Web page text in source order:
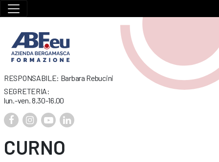
RESPONSABILE: Barbara Rebucini
SEGRETERIA:
lun.-ven. 8.30-16.00
CURNO